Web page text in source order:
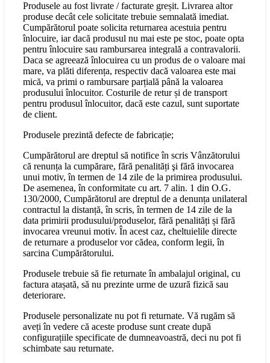
Produsele au fost livrate / facturate greșit. Livrarea altor
produse decât cele solicitate trebuie semnalată imediat.
Cumpărătorul poate solicita returnarea acestuia pentru
înlocuire, iar dacă produsul nu mai este pe stoc, poate opta
pentru înlocuire sau rambursarea integrală a contravalorii.
Daca se agreează înlocuirea cu un produs de o valoare mai
mare, va plăti diferența, respectiv dacă valoarea este mai
mică, va primi o rambursare parțială până la valoarea
produsului înlocuitor. Costurile de retur și de transport
pentru produsul înlocuitor, dacă este cazul, sunt suportate
de client.
Produsele prezintă defecte de fabricație;
Cumpărătorul are dreptul să notifice în scris Vânzătorului
că renunța la cumpărare, fără penalități şi fără invocarea
unui motiv, în termen de 14 zile de la primirea produsului.
De asemenea, în conformitate cu art. 7 alin. 1 din O.G.
130/2000, Cumpărătorul are dreptul de a denunța unilateral
contractul la distanță, în scris, în termen de 14 zile de la
data primirii produsului/produselor, fără penalități și fără
invocarea vreunui motiv. În acest caz, cheltuielile directe
de returnare a produselor vor cădea, conform legii, în
sarcina Cumpărătorului.
Produsele trebuie să fie returnate în ambalajul original, cu
factura atașată, să nu prezinte urme de uzură fizică sau
deteriorare.
Produsele personalizate nu pot fi returnate. Vă rugăm să
aveți în vedere că aceste produse sunt create după
configurațiile specificate de dumneavoastră, deci nu pot fi
schimbate sau returnate.